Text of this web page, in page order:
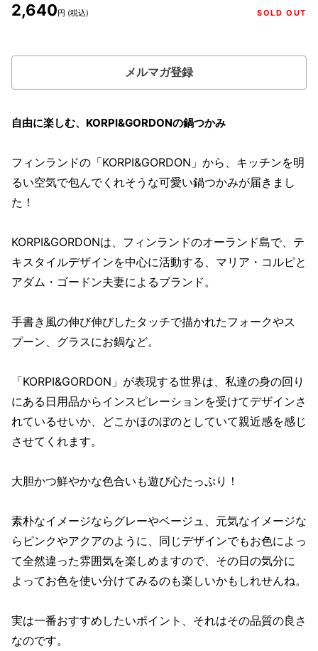
2,640円 (税込) SOLD OUT
メルマガ登録
自由に楽しむ、KORPI&GORDONの鍋つかみ
フィンランドの「KORPI&GORDON」から、キッチンを明
るい空気で包んでくれそうな可愛い鍋つかみが届きまし
た！
KORPI&GORDONは、フィンランドのオーランド島で、テ
キスタイルデザインを中心に活動する、マリア・コルピと
アダム・ゴードン夫妻によるブランド。
手書き風の伸び伸びしたタッチで描かれたフォークやス
プーン、グラスにお鍋など。
「KORPI&GORDON」が表現する世界は、私達の身の回り
にある日用品からインスピレーションを受けてデザインさ
れているせいか、どこかほのぼのとしていて親近感を感じ
させてくれます。
大胆かつ鮮やかな色合いも遊び心たっぷり！
素朴なイメージならグレーやベージュ、元気なイメージな
らピンクやアクアのように、同じデザインでもお色によっ
て全然違った雰囲気を楽しめますので、その日の気分に
よってお色を使い分けてみるのも楽しいかもしれせんね。
実は一番おすすめしたいポイント、それはその品質の良さ
なのです。